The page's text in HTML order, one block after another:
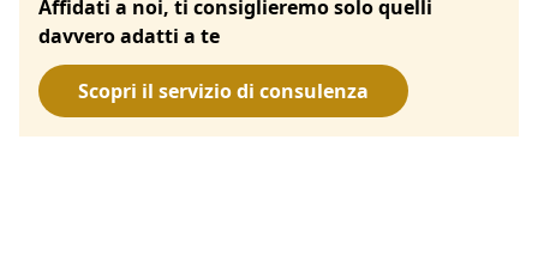
Affidati a noi, ti consiglieremo solo quelli
davvero adatti a te
Scopri il servizio di consulenza